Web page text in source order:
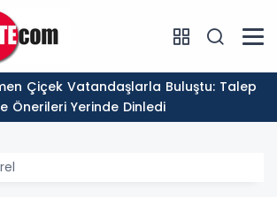
Önerileri Yerinde Dinledi